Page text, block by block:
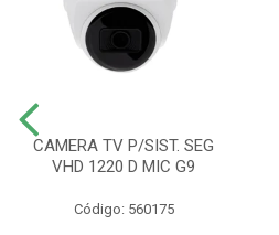
CAMERA TV P/SIST. SEG
VHD 1220 D MIC G9
Código: 560175